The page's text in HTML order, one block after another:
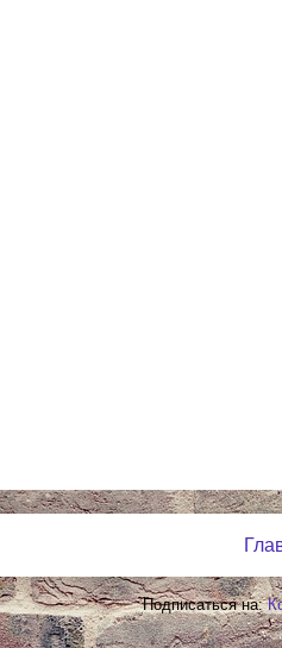
Подписаться на: